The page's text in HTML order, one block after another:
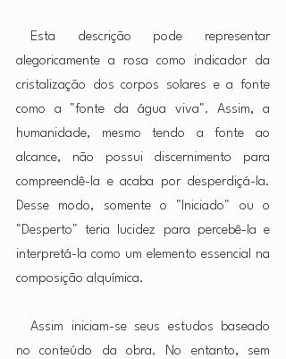
Esta descrição pode representar
alegoricamente a rosa como indicador da
cristalização dos corpos solares e a fonte
como a "fonte da água viva". Assim, a
humanidade, mesmo tendo a fonte ao
alcance, não possui discernimento para
compreendê-la e acaba por desperdiçá-la.
Desse modo, somente o "Iniciado" ou o
"Desperto" teria lucidez para percebê-la e
interpretá-la como um elemento essencial na
composição alquímica.
Assim iniciam-se seus estudos baseado
no conteúdo da obra. No entanto, sem